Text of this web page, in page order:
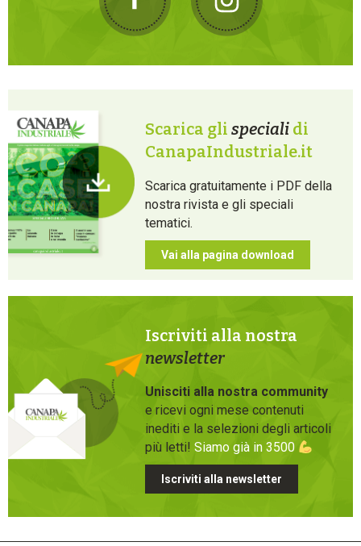
Scarica gli speciali di
CanapaIndustriale.it
Scarica gratuitamente i PDF della
nostra rivista e gli speciali
tematici.
Vai alla pagina download
Iscriviti alla nostra
newsletter
Unisciti alla nostra community
e ricevi ogni mese contenuti
inediti e la selezioni degli articoli
più letti! Siamo già in 3500
Iscriviti alla newsletter